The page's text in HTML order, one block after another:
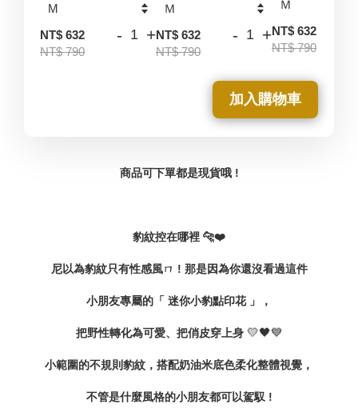
NT$ 632
NT$ 790
- +NT$ 632
NT$ 790
- +NT$ 632
NT$ 790
加入購物車
商品可下單都是現貨哦 !
豹紋控在哪裡 🐆❤️
尼以為豹紋只有性感風ㄇ ! 那是因為你還沒看過這件
小朋友專屬的「 迷你小豹點印花 」，
把野性轉化為可愛、把俏皮穿上身 💛🖤💙
小範圍的不規則豹紋， 搭配奶油米底色柔化整體視覺，
不管是什麼風格的小朋友都可以駕馭 !